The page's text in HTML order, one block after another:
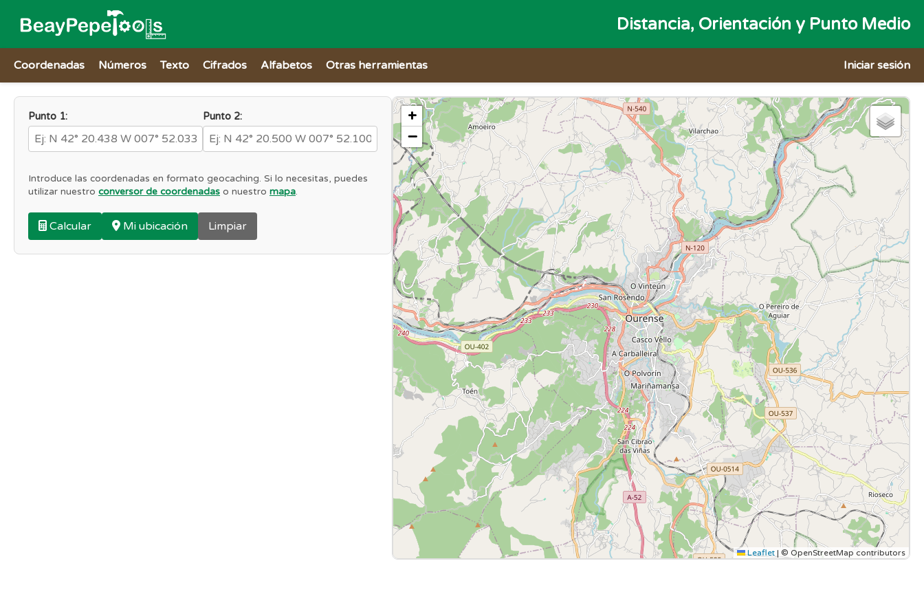
Distancia, Orientación y Punto Medio
Coordenadas Números Texto Cifrados Alfabetos Otras herramientas Iniciar sesión
Punto 1: Punto 2:
Introduce las coordenadas en formato geocaching. Si lo necesitas, puedes
utilizar nuestro conversor de coordenadas o nuestro mapa.
Calcular Mi ubicación Limpiar
+
−
Leaflet | © OpenStreetMap contributors